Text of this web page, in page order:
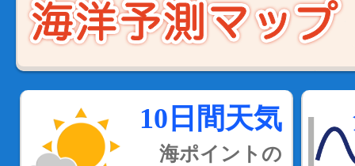
10日間天気
海ポイントの